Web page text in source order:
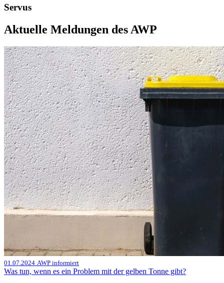
Servus
Aktuelle Meldungen des AWP
01.07.2024 AWP informiert
Was tun, wenn es ein Problem mit der gelben Tonne gibt?